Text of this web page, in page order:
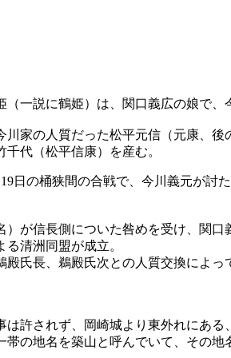
一説に鶴姫）は、関口義広の娘で、
家の人質だった松平元信（元康、後
代（松平信康）を産む。
日の桶狭間の合戦で、今川義元が討
）が信長側についた咎めを受け、関口
清洲同盟が成立。
殿氏長、鵜殿氏次との人質交換によ
は許されず、岡崎城より東外れにあ
帯の地名を築山と呼んでいて、その